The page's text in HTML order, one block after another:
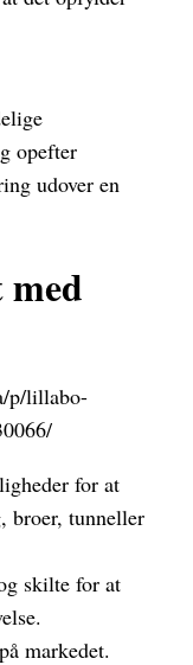
opefter
udover en
p/lillabo-
for at
broer, tunneller
skilte for at
markedet.